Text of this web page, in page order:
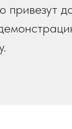
привезут